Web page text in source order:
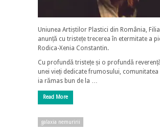
Uniunea Artiștilor Plastici din România,
anunță cu tristețe trecerea în etermitate a
Rodica-Xenia Constantin.
Cu profundă tristețe și o profundă
unei vieți dedicate frumosului,
ia rămas bun de la …
Read More
galaxia nemuririi